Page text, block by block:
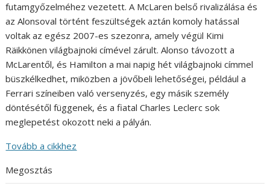
futamgyőzelméhez vezetett. A McLaren belső rivalizálása és
az Alonsoval történt feszültségek aztán komoly hatással
voltak az egész 2007-es szezonra, amely végül Kimi
Räikkönen világbajnoki címével zárult. Alonso távozott a
McLarentől, és Hamilton a mai napig hét világbajnoki címmel
büszkélkedhet, miközben a jövőbeli lehetőségei, például a
Ferrari színeiben való versenyzés, egy másik személy
döntésétől függenek, és a fiatal Charles Leclerc sok
meglepetést okozott neki a pályán.
Tovább a cikkhez
Megosztás